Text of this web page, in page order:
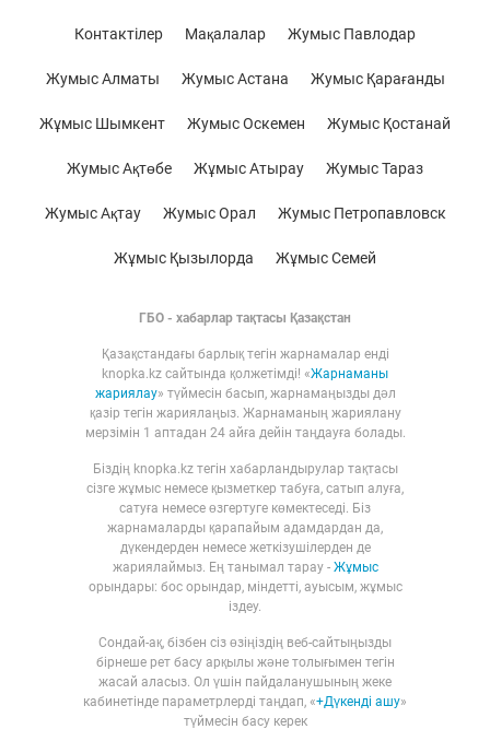
ГБО - хабарлар тақтасы Қазақстан
Қазақстандағы барлық тегін жарнамалар енді
knopka.kz сайтында қолжетімді! «Жарнаманы
жариялау» түймесін басып, жарнамаңызды дәл
қазір тегін жариялаңыз. Жарнаманың жариялану
мерзімін 1 аптадан 24 айға дейін таңдауға болады.
Біздің knopka.kz тегін хабарландырулар тақтасы
сізге жұмыс немесе қызметкер табуға, сатып алуға,
сатуға немесе өзгертуге көмектеседі. Біз
жарнамаларды қарапайым адамдардан да,
дүкендерден немесе жеткізушілерден де
жариялаймыз. Ең танымал тарау - Жұмыс
орындары: бос орындар, міндетті, ауысым, жұмыс
іздеу.
Сондай-ақ, бізбен сіз өзіңіздің веб-сайтыңызды
бірнеше рет басу арқылы және толығымен тегін
жасай аласыз. Ол үшін пайдаланушының жеке
кабинетінде параметрлерді таңдап, «+Дүкенді ашу»
түймесін басу керек
Контактілер Мақалалар Жумыс Павлодар
Жумыс Алматы Жумыс Астана Жумыс Қарағанды
Жұмыс Шымкент Жумыс Оскемен Жумыс Қостанай
Жумыс Ақтөбе Жұмыс Атырау Жумыс Тараз
Жумыс Ақтау Жумыс Орал Жумыс Петропавловск
Жұмыс Қызылорда Жұмыс Семей